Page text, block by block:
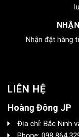
Nhận đặt hàng
LIÊN HỆ
Hoàng Đông JP
Địa chỉ: Bắc Ninh